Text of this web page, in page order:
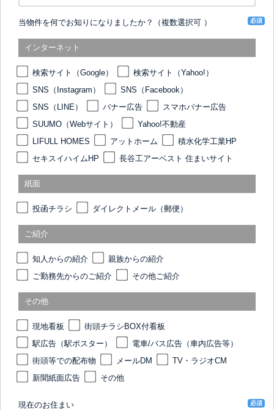
当物件を何でお知りになりましたか？（複数選択可 ） 必須
インターネット
検索サイト（Google）
検索サイト（Yahoo!）
SNS（Instagram）
SNS（Facebook）
SNS（LINE）
バナー広告
スマホバナー広告
SUUMO（Webサイト）
Yahoo!不動産
LIFULL HOMES
アットホーム
積水化学工業HP
セキスイハイムHP
長谷工アーベスト 住まいサイト
紙面
投函チラシ ダイレクトメール（郵便）
ご紹介
知人からの紹介
親族からの紹介
ご勤務先からのご紹介
その他ご紹介
その他
現地看板
街頭チラシBOX付看板
駅広告（駅ポスター）
電車/バス広告（車内広告等）
街頭等での配布物
メールDM
TV・ラジオCM
新聞紙面広告
その他
現在のお住まい 必須